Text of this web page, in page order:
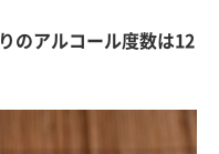
のアルコール度数は12